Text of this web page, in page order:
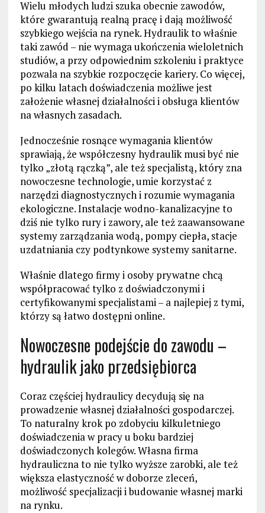
Wielu młodych ludzi szuka obecnie zawodów,
które gwarantują realną pracę i dają możliwość
szybkiego wejścia na rynek. Hydraulik to właśnie
taki zawód – nie wymaga ukończenia wieloletnich
studiów, a przy odpowiednim szkoleniu i praktyce
pozwala na szybkie rozpoczęcie kariery. Co więcej,
po kilku latach doświadczenia możliwe jest
założenie własnej działalności i obsługa klientów
na własnych zasadach.
Jednocześnie rosnące wymagania klientów
sprawiają, że współczesny hydraulik musi być nie
tylko „złotą rączką”, ale też specjalistą, który zna
nowoczesne technologie, umie korzystać z
narzędzi diagnostycznych i rozumie wymagania
ekologiczne. Instalacje wodno-kanalizacyjne to
dziś nie tylko rury i zawory, ale też zaawansowane
systemy zarządzania wodą, pompy ciepła, stacje
uzdatniania czy podtynkowe systemy sanitarne.
Właśnie dlatego firmy i osoby prywatne chcą
współpracować tylko z doświadczonymi i
certyfikowanymi specjalistami – a najlepiej z tymi,
którzy są łatwo dostępni online.
Nowoczesne podejście do zawodu –
hydraulik jako przedsiębiorca
Coraz częściej hydraulicy decydują się na
prowadzenie własnej działalności gospodarczej.
To naturalny krok po zdobyciu kilkuletniego
doświadczenia w pracy u boku bardziej
doświadczonych kolegów. Własna firma
hydrauliczna to nie tylko wyższe zarobki, ale też
większa elastyczność w doborze zleceń,
możliwość specjalizacji i budowanie własnej marki
na rynku.